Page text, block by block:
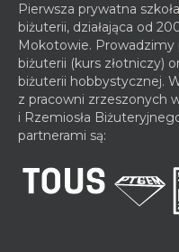
Pierwsza prywatna
biżuterii, działająca od
Mokotowie. Prowadzimy
biżuterii (kurs złotniczy)
biżuterii hobbystycznej.
z pracowni zrzeszonych
i Rzemiosła
partnerami są: